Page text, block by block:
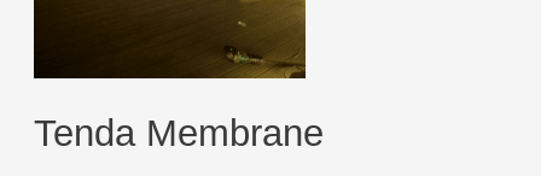
Tenda Membrane